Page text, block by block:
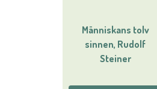
Människans tolv
sinnen, Rudolf
Steiner